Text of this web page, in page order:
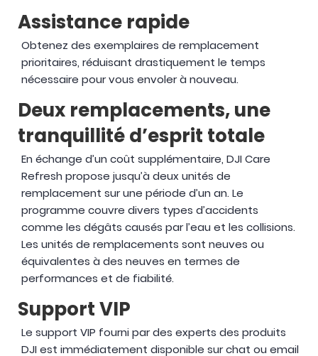
Assistance rapide
Obtenez des exemplaires de remplacement
prioritaires, réduisant drastiquement le temps
nécessaire pour vous envoler à nouveau.
Deux remplacements, une
tranquillité d’esprit totale
En échange d’un coût supplémentaire, DJI Care
Refresh propose jusqu’à deux unités de
remplacement sur une période d’un an. Le
programme couvre divers types d’accidents
comme les dégâts causés par l’eau et les collisions.
Les unités de remplacements sont neuves ou
équivalentes à des neuves en termes de
performances et de fiabilité.
Support VIP
Le support VIP fourni par des experts des produits
DJI est immédiatement disponible sur chat ou email